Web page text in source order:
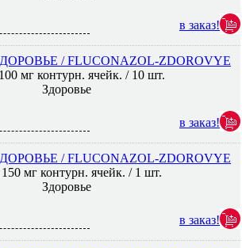
в заказ!
/ FLUCONAZOL-ZDOROVYE
мг контурн. ячейк. / 10 шт.
Здоровье
в заказ!
/ FLUCONAZOL-ZDOROVYE
мг контурн. ячейк. / 1 шт.
Здоровье
в заказ!